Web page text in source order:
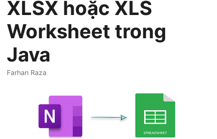
i
ề
u
ư
XLSX hoặc XLS
Worksheet trong
Java
Farhan Raza